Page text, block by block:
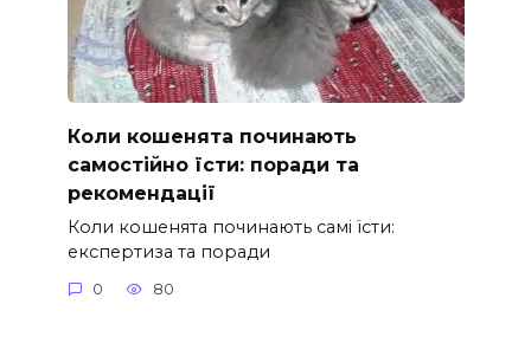
Коли кошенята починають
самостійно їсти: поради та
рекомендації
Коли кошенята починають самі їсти:
експертиза та поради
0 80